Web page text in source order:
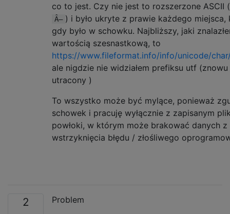
co to jest. Czy nie jest to rozszerzone ASCII
Â– ) i było ukryte z prawie każdego miejsca,
gdy było w schowku. Najbliższy, jaki
wartością szesnastkową, to
https://www.fileformat.info/info/unicode/
ale nigdzie nie widziałem prefiksu utf (znowu
utracony )
To wszystko może być mylące, ponieważ
schowek i pracuję wyłącznie z zapisanym
powłoki, w którym może brakować danych
wstrzyknięcia błędu / złośliwego
2
Problem